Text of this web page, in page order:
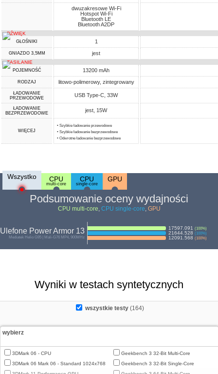
dwuzakresowe Wi-Fi
Hotspot Wi-Fi
Bluetooth LE
Bluetooth A2DP
DŹWIĘK
GŁOŚNIKI 1
GNIAZDO 3,5MM jest
ZASILANIE
POJEMNOŚĆ 13200 mAh
RODZAJ litowo-polimerowy, zintegrowany
ŁADOWANIE
PRZEWODOWE
USB Type-C, 33W
ŁADOWANIE
BEZPRZEWODOWE
jest, 15W
WIĘCEJ
• Szybkie ładowanie przewodowe
• Szybkie ładowanie bezprzewodowe
• Odwrotne ładowanie bezprzewodowe
Wszystko CPU
multi-core
CPU
single-core
GPU
Podsumowanie oceny wydajności
CPU multi-core, CPU single-core, GPU
Ulefone Power Armor 13
Mediatek Helio G95 | Mali-G76 MP4, 900MHz
17597.091 (100%)
21644.528 (100%)
12091.568 (100%)
Wyniki w testach syntetycznych
wszystkie testy (164)
wybierz
3DMark 06 - CPU
3DMark 06 Mark 06 - Standard 1024x768
Geekbench 3 32-Bit Multi-Core
Geekbench 3 32-Bit Single-Core